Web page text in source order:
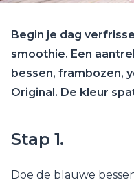
Begin je dag
smoothie. Een
bessen, frambozen,
Original. De kleur
Stap 1.
Doe de blauwe